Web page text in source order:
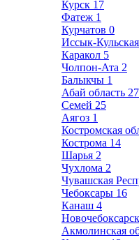
Курск 17
Фатеж 1
Курчатов 0
Иссык-
Каракол 5
Чолпон-Ата 2
Балыкчы 1
Абай область 27
Семей 25
Аягоз 1
Костромская
Кострома 14
Шарья 2
Чухлома 2
Чувашская
Чебоксары 16
Канаш 4
Новочебоксарск
Акмолинская